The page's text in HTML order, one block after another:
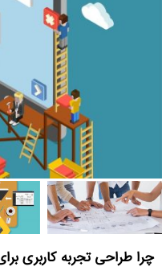
چرا طراحی تجربه کاربری